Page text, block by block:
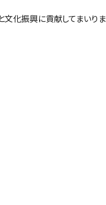
文化振興に貢献してまいりま